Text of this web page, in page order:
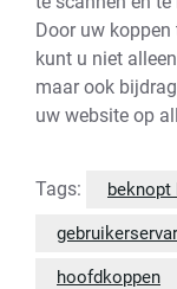
Door uw
kunt u niet
maar ook
uw website op
Tags: beknopt
hoofdkoppen